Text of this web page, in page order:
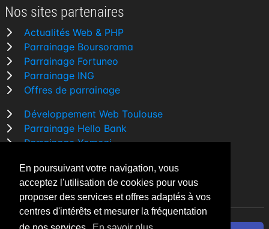
En poursuivant votre navigation, vous
acceptez l'utilisation de cookies pour vous
proposer des services et offres adaptés à vos
centres d'intérêts et mesurer la fréquentation
Nos sites partenaires
Actualités Web & PHP
Parrainage Boursorama
Parrainage Fortuneo
Parrainage ING
Offres de parrainage
Développement Web Toulouse
Parrainage Hello Bank
Parrainage Yomoni
Comparatif banque